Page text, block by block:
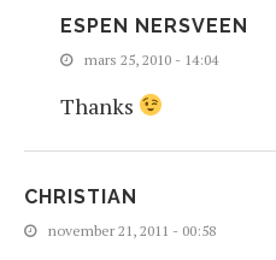
ESPEN NERSVEEN
mars 25, 2010 - 14:04
Thanks
CHRISTIAN
november 21, 2011 - 00:58